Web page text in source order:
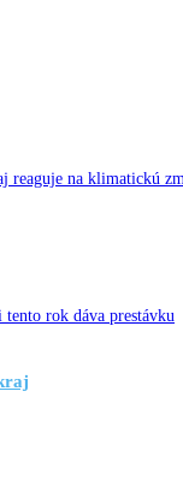
reaguje na klimatickú
rok dáva prestávku